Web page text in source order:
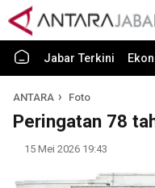
Jabar Terkini
ANTARA Foto
Peringatan 78
15 Mei 2026 19:43